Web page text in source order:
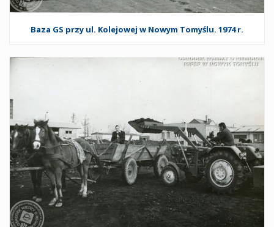
Baza GS przy ul. Kolejowej w Nowym Tomyślu. 1974 r.